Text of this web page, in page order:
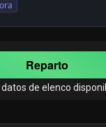
Reparto
datos de elenco